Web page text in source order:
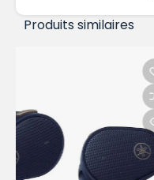
Produits similaires